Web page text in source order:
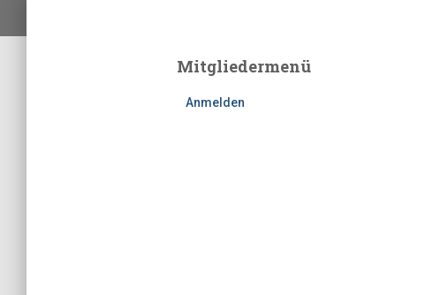
Mitgliedermenü
Anmelden